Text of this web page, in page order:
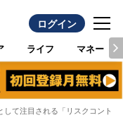
ログイン
ライフ マネー
して注目される「リスクコントロ